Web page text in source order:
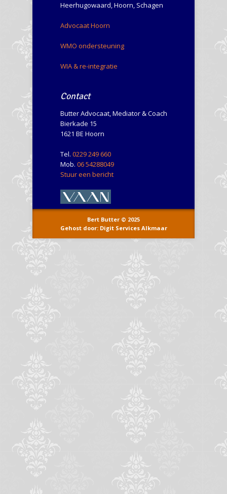
Heerhugowaard, Hoorn, Schagen
Advocaat Hoorn
WMO ondersteuning
WIA & re-integratie
Contact
Butter Advocaat, Mediator & Coach
Bierkade 15
1621 BE Hoorn
Tel. 0229 249 660
Mob. 06 54288049
Stuur een bericht
Bert Butter © 2025
Gehost door: Digit Services Alkmaar